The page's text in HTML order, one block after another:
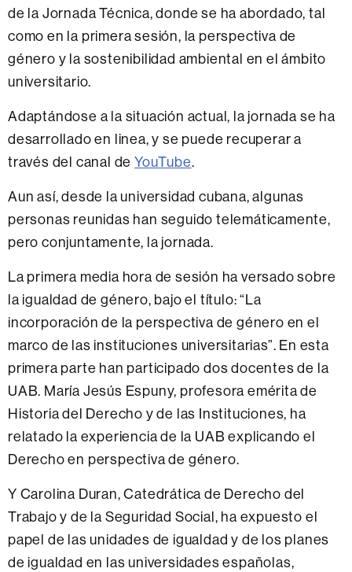
de la Jornada Técnica, donde se ha abordado, tal
como en la primera sesión, la perspectiva de
género y la sostenibilidad ambiental en el ámbito
universitario.
Adaptándose a la situación actual, la jornada se ha
desarrollado en linea, y se puede recuperar a
través del canal deYouTube.
Aun así, desde la universidad cubana, algunas
personas reunidas han seguido telemáticamente,
pero conjuntamente, la jornada.
La primera media hora de sesión ha versado sobre
la igualdad de género, bajo el título: “La
incorporación de la perspectiva de género en el
marco de las instituciones universitarias”. En esta
primera parte han participado dos docentes de la
UAB. María Jesús Espuny, profesora emérita de
Historia del Derecho y de las Instituciones, ha
relatado la experiencia de la UAB explicando el
Derecho en perspectiva de género.
Y Carolina Duran, Catedrática de Derecho del
Trabajo y de la Seguridad Social, ha expuesto el
papel de las unidades de igualdad y de los planes
de igualdad en las universidades españolas,